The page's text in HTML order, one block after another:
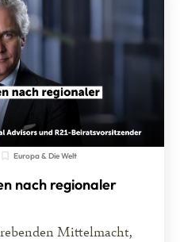
Europa & Die Welt
nach regionaler
Mittelmacht,